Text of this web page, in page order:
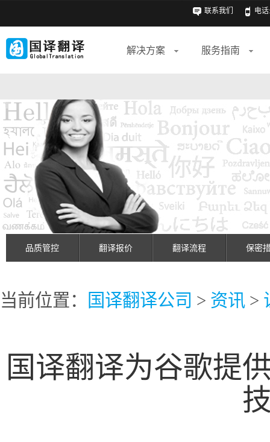
联系我们 电话
解决方案 服务指南
品质管控 翻译报价 翻译流程 保密
当前位置： 国译翻译公司 > 资讯 >
国译翻译为谷歌提